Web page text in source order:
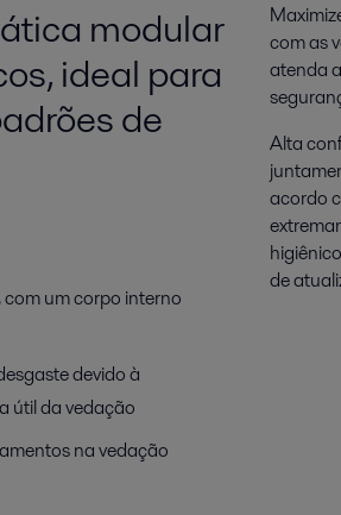
modular
ideal para
de
um corpo interno
devido à
útil da vedação
na vedação
com as
atenda
Alta
acordo
de